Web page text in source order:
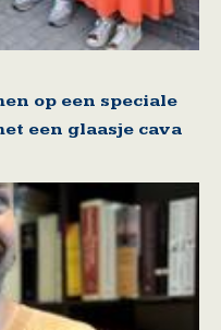
op een speciale
een glaasje cava